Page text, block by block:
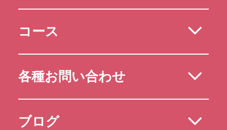
コース
各種お問い合わせ
ブログ